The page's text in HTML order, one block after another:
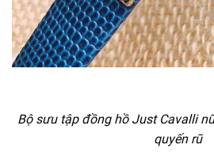
Bộ sưu tập đồng hồ Just Cavalli
quyến rũ